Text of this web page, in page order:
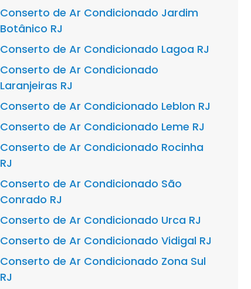
Conserto de Ar Condicionado Jardim
Botânico RJ
Conserto de Ar Condicionado Lagoa RJ
Conserto de Ar Condicionado
Laranjeiras RJ
Conserto de Ar Condicionado Leblon RJ
Conserto de Ar Condicionado Leme RJ
Conserto de Ar Condicionado Rocinha
RJ
Conserto de Ar Condicionado São
Conrado RJ
Conserto de Ar Condicionado Urca RJ
Conserto de Ar Condicionado Vidigal RJ
Conserto de Ar Condicionado Zona Sul
RJ